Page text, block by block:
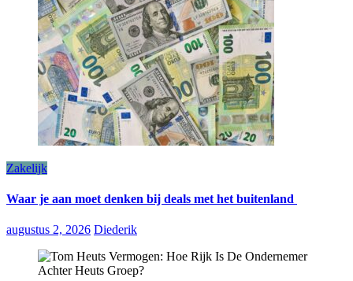
Zakelijk
Waar je aan moet denken bij deals met het buitenland
augustus 2, 2026 Diederik